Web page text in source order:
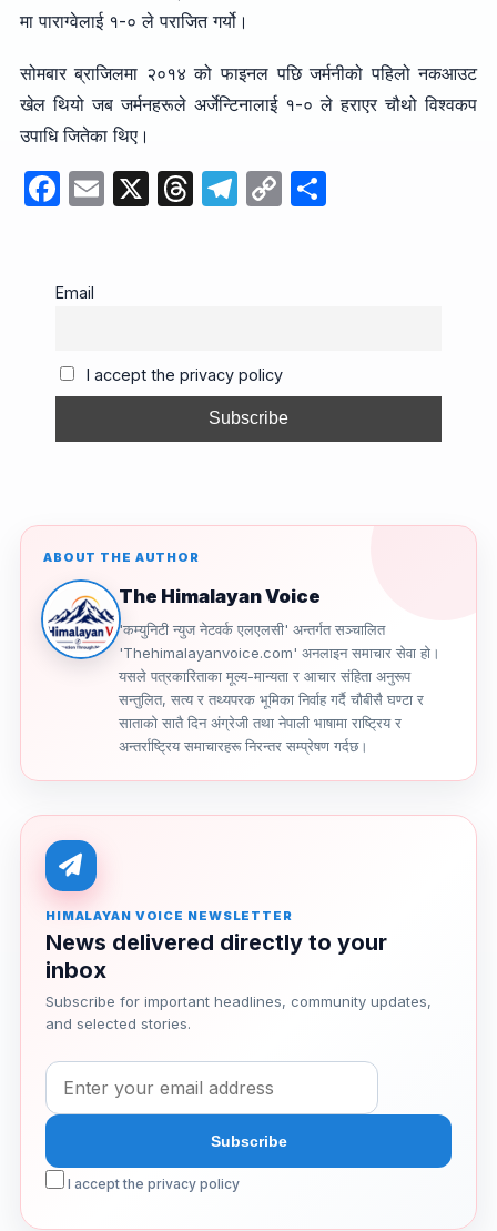
मा पाराग्वेलाई १-० ले पराजित गर्यो।
सोमबार ब्राजिलमा २०१४ को फाइनल पछि जर्मनीको पहिलो नकआउट
खेल थियो जब जर्मनहरूले अर्जेन्टिनालाई १-० ले हराएर चौथो विश्वकप
उपाधि जितेका थिए।
F
e
o
o
k
E X T
s
T
m
C
n
k
S
Email
I accept the privacy policy
ABOUT THE AUTHOR
The Himalayan Voice
'कम्युनिटी न्युज नेटवर्क एलएलसी' अन्तर्गत सञ्चालित
'Thehimalayanvoice.com' अनलाइन समाचार सेवा हो।
यसले पत्रकारिताका मूल्य-मान्यता र आचार संहिता अनुरूप
सन्तुलित, सत्य र तथ्यपरक भूमिका निर्वाह गर्दै चौबीसै घण्टा र
साताको सातै दिन अंग्रेजी तथा नेपाली भाषामा राष्ट्रिय र
अन्तर्राष्ट्रिय समाचारहरू निरन्तर सम्प्रेषण गर्दछ।
HIMALAYAN VOICE NEWSLETTER
News delivered directly to your
inbox
Subscribe for important headlines, community updates,
and selected stories.
I accept the privacy policy